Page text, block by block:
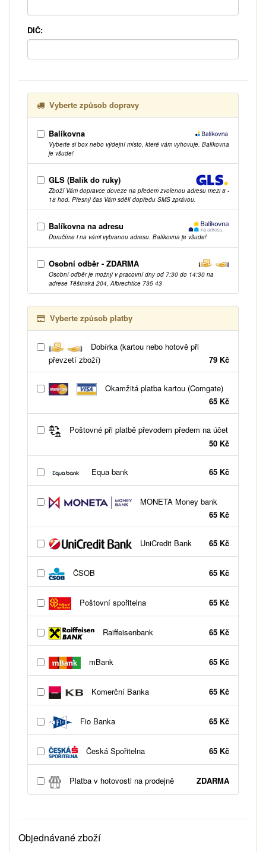
DIČ:
Vyberte způsob dopravy
Balíkovna
Vyberte si box nebo výdejní místo, které vám vyhovuje. Balíkovna
je všude!
GLS (Balík do ruky)
Zboží Vám dopravce doveze na předem zvolenou adresu mezi 8 -
18 hod. Přesný čas Vám sdělí dopředu SMS zprávou.
Balíkovna na adresu
Doručíme i na vámi vybranou adresu. Balíkovna je všude!
Osobní odběr - ZDARMA
Osobní odběr je možný v pracovní dny od 7:30 do 14:30 na
adrese Těšínská 204, Albrechtice 735 43
Vyberte způsob platby
Dobírka (kartou nebo hotově při
převzetí zboží)
79 Kč
Okamžitá platba kartou (Comgate)
65 Kč
Poštovné při platbě převodem předem na účet
50 Kč
Equa bank 65 Kč
MONETA Money bank
65 Kč
UniCredit Bank 65 Kč
ČSOB 65 Kč
Poštovní spořitelna 65 Kč
Raiffeisenbank 65 Kč
mBank 65 Kč
Komerční Banka 65 Kč
Fio Banka 65 Kč
Česká Spořitelna 65 Kč
Platba v hotovosti na prodejně ZDARMA
Objednávané zboží